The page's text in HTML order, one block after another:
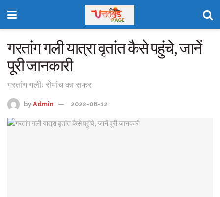
गरतांग गली यात्रा वृतांत कैसे पहुंचे, जानें
पूरी जानकारी
गरतांग गलीः रोमांच का सफर
by Admin 2022-06-12